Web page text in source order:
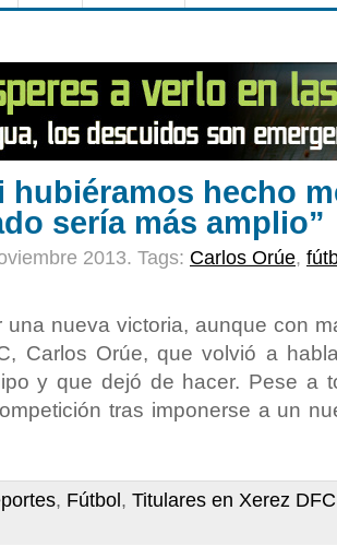
hubiéramos hecho
sería más amplio”
2013. Tags: Carlos Orúe,
una nueva victoria, aunque con
Carlos Orúe, que volvió a
y que dejó de hacer. Pese a
tras imponerse a un
, Fútbol , Titulares en Xerez DFC